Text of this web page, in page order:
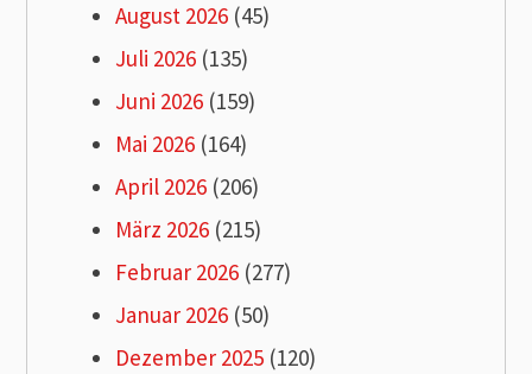
August 2026 (45)
Juli 2026 (135)
Juni 2026 (159)
Mai 2026 (164)
April 2026 (206)
März 2026 (215)
Februar 2026 (277)
Januar 2026 (50)
Dezember 2025 (120)